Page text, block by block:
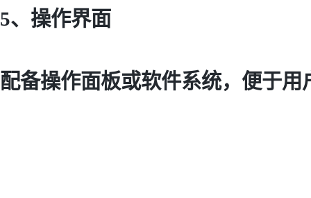
5、操作界面
配备操作面板或软件系统，便于